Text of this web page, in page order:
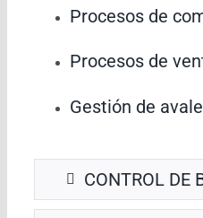
Procesos de
Procesos de
Gestión de
CONTROL DE